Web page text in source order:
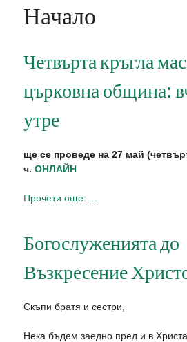
Начало
Четвърта кръгла
църковна община:
утре
ще се проведе на 27 май
ч. ОНЛАЙН
Прочети още: ...
Богослуженията до
Възкресение
Скъпи братя и сестри,
Нека бъдем заедно пред и в